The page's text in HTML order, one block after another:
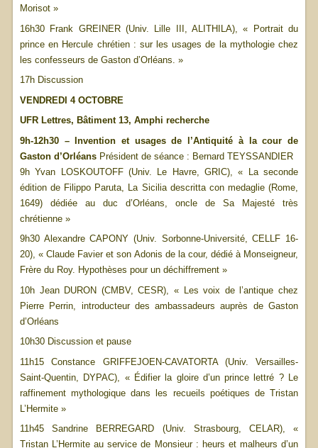
Morisot »
16h30 Frank GREINER (Univ. Lille III, ALITHILA), « Portrait du
prince en Hercule chrétien : sur les usages de la mythologie chez
les confesseurs de Gaston d’Orléans. »
17h Discussion
VENDREDI 4 OCTOBRE
UFR Lettres, Bâtiment 13, Amphi recherche
9h-12h30 – Invention et usages de l’Antiquité à la cour de
Gaston d’OrléansPrésident de séance : Bernard TEYSSANDIER
9h Yvan LOSKOUTOFF (Univ. Le Havre, GRIC), « La seconde
édition de Filippo Paruta, La Sicilia descritta con medaglie (Rome,
1649) dédiée au duc d’Orléans, oncle de Sa Majesté très
chrétienne »
9h30 Alexandre CAPONY (Univ. Sorbonne-Université, CELLF 16-
20), « Claude Favier et son Adonis de la cour, dédié à Monseigneur,
Frère du Roy. Hypothèses pour un déchiffrement »
10h Jean DURON (CMBV, CESR), « Les voix de l’antique chez
Pierre Perrin, introducteur des ambassadeurs auprès de Gaston
d’Orléans
10h30 Discussion et pause
11h15 Constance GRIFFEJOEN-CAVATORTA (Univ. Versailles-
Saint-Quentin, DYPAC), « Édifier la gloire d’un prince lettré ? Le
raffinement mythologique dans les recueils poétiques de Tristan
L’Hermite »
11h45 Sandrine BERREGARD (Univ. Strasbourg, CELAR), «
Tristan L’Hermite au service de Monsieur : heurs et malheurs d’un